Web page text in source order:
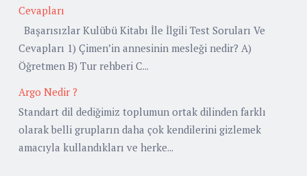
Cevapları
Başarısızlar Kulübü Kitabı İle İlgili Test Soruları Ve
Cevapları 1) Çimen’in annesinin mesleği nedir? A)
Öğretmen B) Tur rehberi C...
Argo Nedir ?
Standart dil dediğimiz toplumun ortak dilinden farklı
olarak belli grupların daha çok kendilerini gizlemek
amacıyla kullandıkları ve herke...